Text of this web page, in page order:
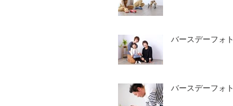
バースデーフォト
バースデーフォト